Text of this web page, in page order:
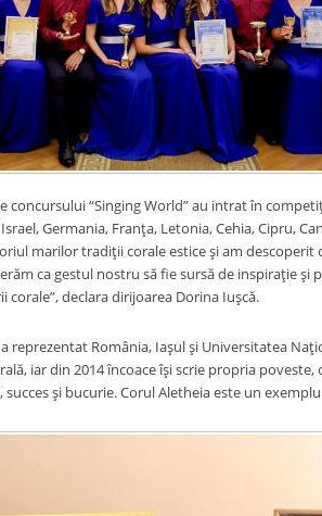
concursului “Singing World” au intrat în
Germania, Franţa, Letonia, Cehia, Cipru,
marilor tradiţii corale estice şi am descoperit
ca gestul nostru să fie sursă de inspiraţie
corale”, declara dirijoarea Dorina Iuşcă.
reprezentat România, Iaşul şi Universitatea
iar din 2014 încoace îşi scrie propria
succes şi bucurie. Corul Aletheia este un